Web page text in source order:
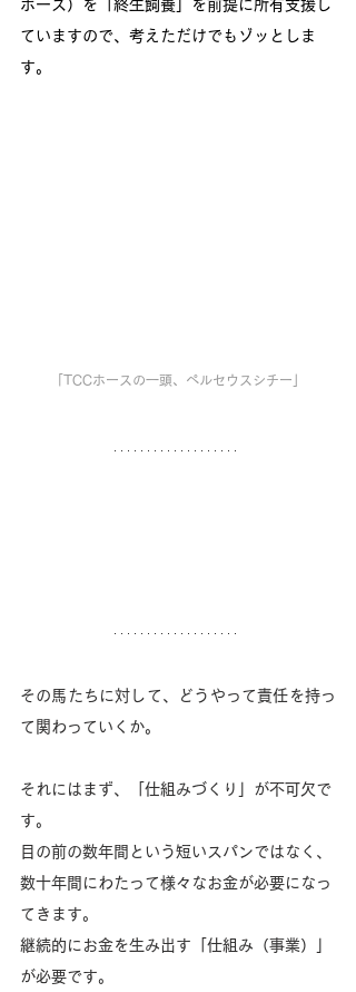
ホース）を「終生飼養」を前提に所有支援し
ていますので、考えただけでもゾッとしま
す。
「TCCホースの一頭、ペルセウスシチー」
その馬たちに対して、どうやって責任を持っ
て関わっていくか。
それにはまず、「仕組みづくり」が不可欠で
す。
目の前の数年間という短いスパンではなく、
数十年間にわたって様々なお金が必要になっ
てきます。
継続的にお金を生み出す「仕組み（事業）」
が必要です。